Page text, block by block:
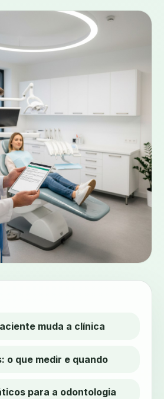
muda a clínica
o que medir e quando
para a odontologia